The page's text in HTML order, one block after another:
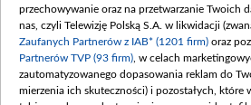
przechowywanie oraz na przetwarzanie Twoich
nas, czyli Telewizję Polską S.A. w likwidacji
Zaufanych Partnerów z IAB* (1201 firm) oraz
Partnerów TVP (93 firm) , w celach
zautomatyzowanego dopasowania reklam do
mierzenia ich skuteczności) i pozostałych, które